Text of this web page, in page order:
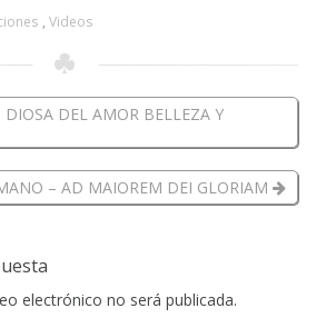
, Videos
DIOSA DEL AMOR BELLEZA Y
– AD MAIOREM DEI GLORIAM
electrónico no será publicada.